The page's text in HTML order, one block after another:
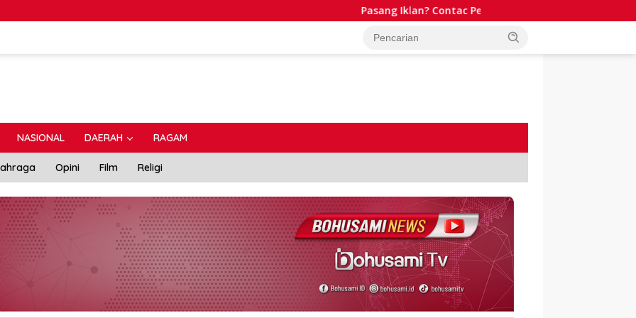
Pasang Iklan? Contac Person WA: 081341511701
NASIONAL DAERAH RAGAM
Opini Film Religi